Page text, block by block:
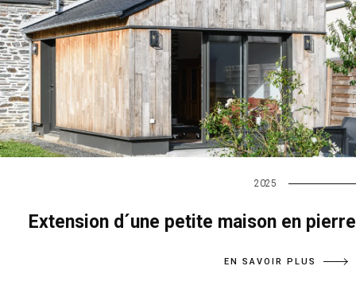
2025
Extension d´une petite maison en pierre
EN SAVOIR PLUS